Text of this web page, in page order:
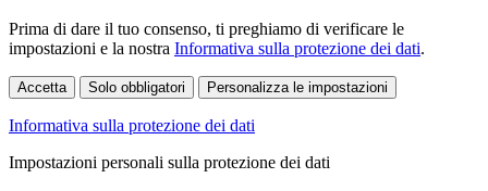
Prima di dare il tuo consenso, ti preghiamo di verificare le
impostazioni e la nostra Informativa sulla protezione dei dati.
Accetta Solo obbligatori Personalizza le impostazioni
Informativa sulla protezione dei dati
Impostazioni personali sulla protezione dei dati